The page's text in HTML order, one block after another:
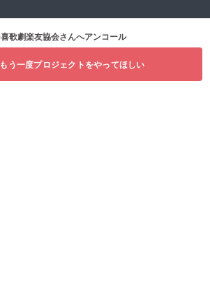
喜歌劇楽友協会さんへアンコール
もう一度プロジェクトをやってほしい